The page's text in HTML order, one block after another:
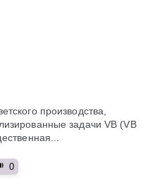
производства,
задачи VB (VB
0